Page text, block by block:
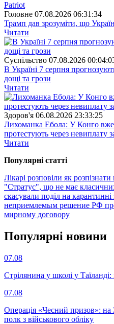
Головне 07.08.2026 06:31:34
Трамп дав зрозуміти, що
Читати
Суспiльство 07.08.2026
В Україні 7 серпня
дощі та грози
Читати
Здоров'я 06.08.2026 23:33:25
Лихоманка Ебола: У Конго
протестують через невиплату
Читати
Популярнi статтi
Лікарі розповіли як
"Стратус", що не має
скасували поділ на карантинні
неприемлемым решение РФ
мирному договору
Популярнi новини
07.08
Стрілянина у школі у
07.08
Операція «Чесний призов»: на
полк з військового обліку